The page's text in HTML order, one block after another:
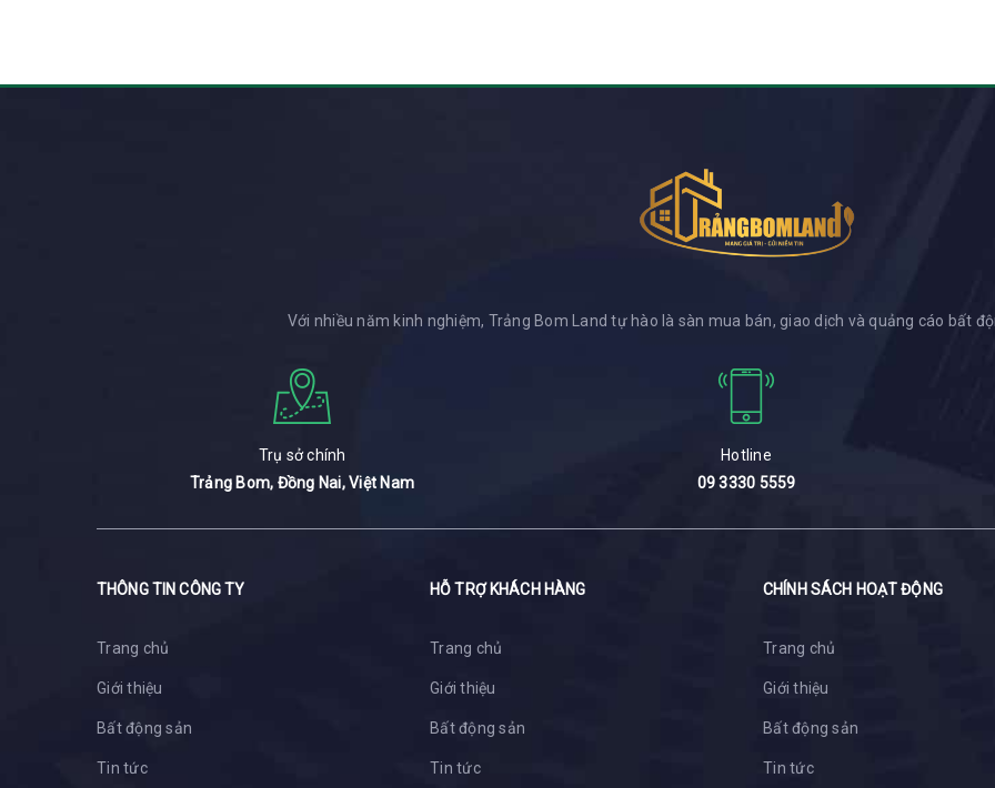
Với nhiều năm kinh nghiệm, Trảng Bom Land tự hào là sàn mua bán, giao dịch và quảng cáo bất
Trụ sở chính
Trảng Bom, Đồng Nai, Việt Nam
Hotline
09 3330 5559
THÔNG TIN CÔNG TY
Trang chủ
Giới thiệu
Bất động sản
Tin tức
HỖ TRỢ KHÁCH HÀNG
Trang chủ
Giới thiệu
Bất động sản
Tin tức
CHÍNH SÁCH HOẠT ĐỘNG
Trang chủ
Giới thiệu
Bất động sản
Tin tức